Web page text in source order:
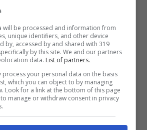
però fare attenzione
della crema.
will be processed and information from
unique identifiers, and other device
by, accessed by and shared with 319
by this site. We and our partners
data. List of partners.
process your personal data on the basis
which you can object to by managing
Look for a link at the bottom of this page
manage or withdraw consent in privacy